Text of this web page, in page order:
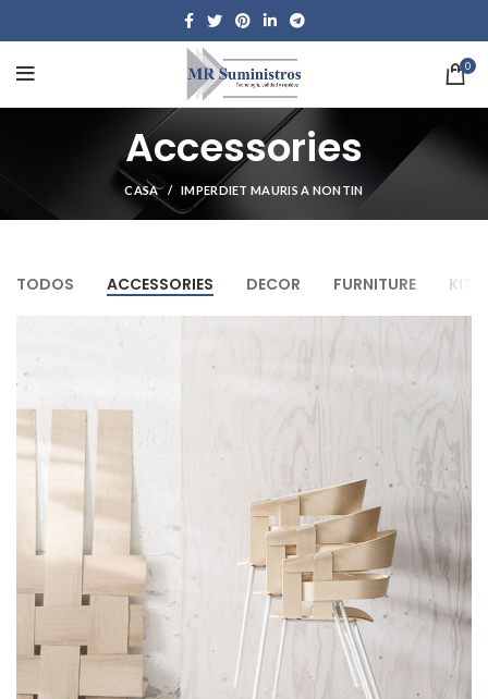
0
Accessories
CASA IMPERDIET MAURIS A NONTIN
TODOS ACCESSORIES DECOR FURNITURE